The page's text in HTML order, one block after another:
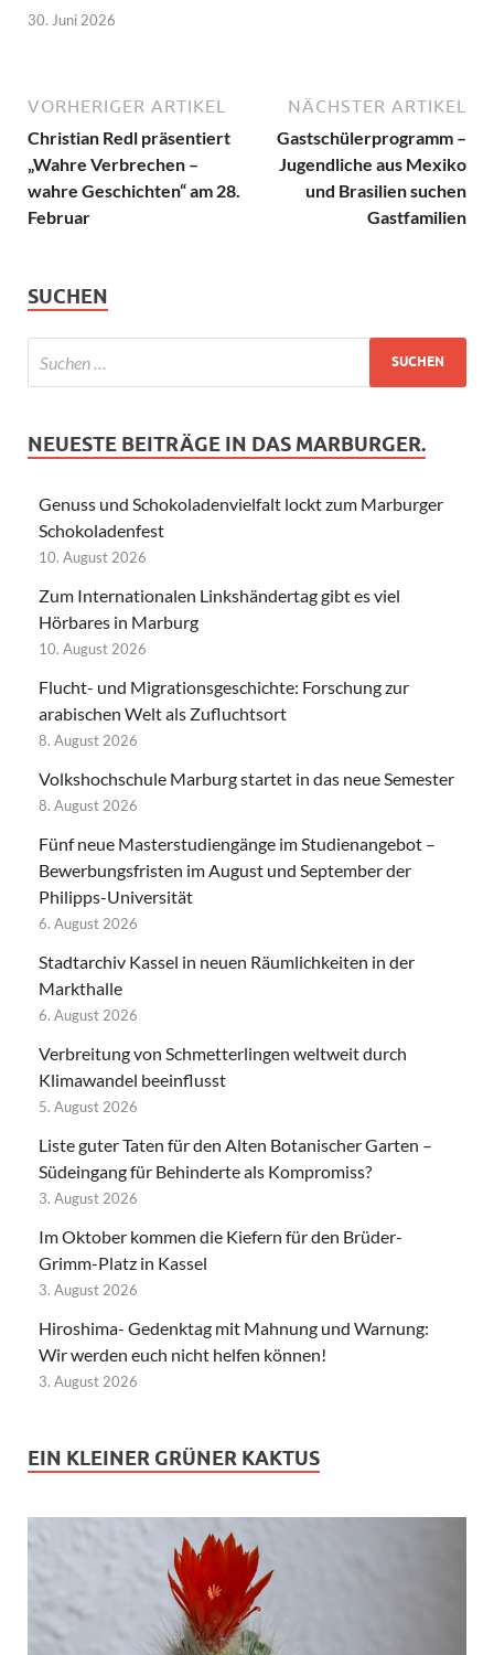
30. Juni 2026
VORHERIGER ARTIKEL
Christian Redl präsentiert
„Wahre Verbrechen –
wahre Geschichten“ am 28.
Februar
NÄCHSTER ARTIKEL
Gastschülerprogramm –
Jugendliche aus Mexiko
und Brasilien suchen
Gastfamilien
SUCHEN
NEUESTE BEITRÄGE IN DAS MARBURGER.
Genuss und Schokoladenvielfalt lockt zum Marburger
Schokoladenfest
10. August 2026
Zum Internationalen Linkshändertag gibt es viel
Hörbares in Marburg
10. August 2026
Flucht- und Migrationsgeschichte: Forschung zur
arabischen Welt als Zufluchtsort
8. August 2026
Volkshochschule Marburg startet in das neue Semester
8. August 2026
Fünf neue Masterstudiengänge im Studienangebot –
Bewerbungsfristen im August und September der
Philipps-Universität
6. August 2026
Stadtarchiv Kassel in neuen Räumlichkeiten in der
Markthalle
6. August 2026
Verbreitung von Schmetterlingen weltweit durch
Klimawandel beeinflusst
5. August 2026
Liste guter Taten für den Alten Botanischer Garten –
Südeingang für Behinderte als Kompromiss?
3. August 2026
Im Oktober kommen die Kiefern für den Brüder-
Grimm-Platz in Kassel
3. August 2026
Hiroshima- Gedenktag mit Mahnung und Warnung:
Wir werden euch nicht helfen können!
3. August 2026
EIN KLEINER GRÜNER KAKTUS